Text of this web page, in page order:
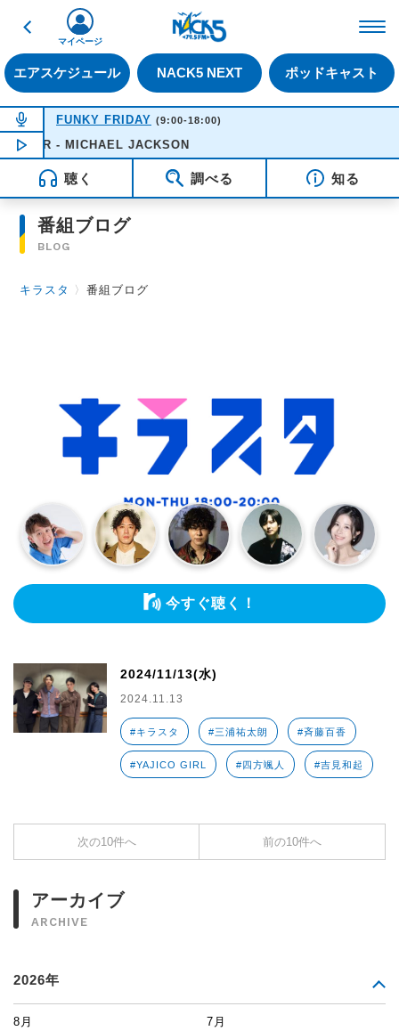
戻る
エアスケジュール NACK5 NEXT ポッドキャスト
マイページ
NOW ON AIR
FUNKY FRIDAY (9:00-18:00)
NOW PLAYING12:21
- MICHAEL JACKSON
聴く 調べる 知る
番組ブログ
BLOG
キラスタ 〉番組ブログ
今すぐ聴く！
2024/11/13(水)
2024.11.13
#キラスタ #三浦祐太朗 #斉藤百香
#YAJICO GIRL #四方颯人 #吉見和起
次の10件へ 前の10件へ
アーカイブ
ARCHIVE
2026年
8月 7月